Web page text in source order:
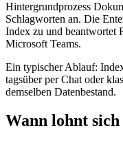
Hintergrundprozess
Schlagworten an. Die
Index zu und beantwortet
Microsoft Teams.
Ein typischer Ablauf:
tagsüber per Chat oder
demselben Datenbestand.
Wann lohnt